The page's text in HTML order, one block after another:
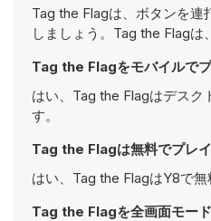
Tag the Flagは、ボタンを連
しましょう。Tag the Flagは
Tag the Flagをモバイルで
はい、Tag the Flagはデスク
す。
Tag the Flagは無料でプレ
はい、Tag the FlagはY8で無
Tag the Flagを全画面モー